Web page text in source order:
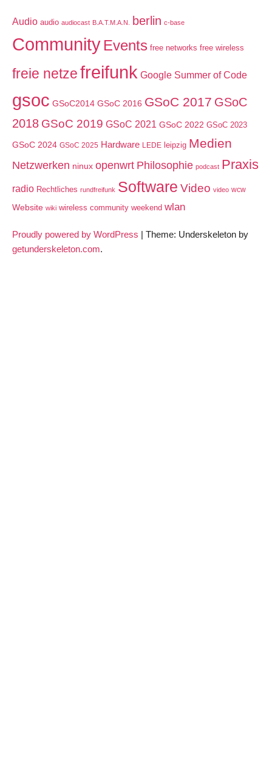
Audio audio audiocast B.A.T.M.A.N. berlin c-base
Community Events free networks free wireless
freie netzefreifunk Google Summer of Code
gsoc GSoC2014 GSoC 2016 GSoC 2017 GSoC
2018 GSoC 2019 GSoC 2021 GSoC 2022 GSoC 2023
GSoC 2024 GSoC 2025 Hardware LEDE leipzig Medien
Netzwerken ninux openwrt Philosophie podcast Praxis
radio Rechtliches rundfreifunk Software Video video wcw
Website wiki wireless community weekend wlan
Proudly powered by WordPress | Theme: Underskeleton by
getunderskeleton.com.